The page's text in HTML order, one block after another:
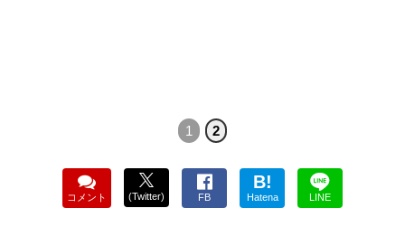
1 2
コメント (Twitter) FB
B!
Hatena LINE